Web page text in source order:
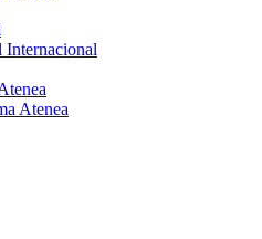
Atenea